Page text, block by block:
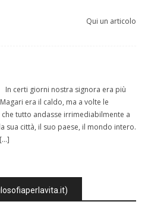
articolo
certi giorni nostra signora era più
era il caldo, ma a volte le
tutto andasse irrimediabilmente a
sua città, il suo paese, il mondo intero.